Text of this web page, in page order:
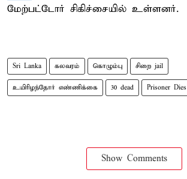
மேற்பட்டோர் சிகிச்சையில் உள்ளனர்.
Sri Lanka கலவரம் கொழும்பு சிறை jail
உயிரிழந்தோர் எண்ணிக்கை 30 dead Prisoner Dies
Show Comments